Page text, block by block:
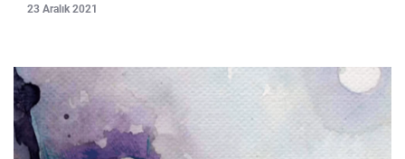
23 Aralık 2021